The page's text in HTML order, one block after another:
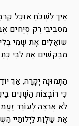
אֵיךְ לִשְׁכֹּחַ אוּכַל
מִסְּבִיבִי רַק סְיָחִים
שׁוֹאֲלִים אֶת שְׁמִי
מְבַקְּשִׁים אֶת לִבִּי
הַתְּמוּנָה יְקָרָה, אַךְ
כִּי רוֹבְצוֹת הַשָּׁנִים
לֹא אֶרְצֶה לְעוֹרֵר
אֶת שַׁלְוַת לֵיְלוֹתַיי